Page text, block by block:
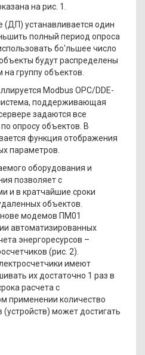
на рис. 1.
(ДП) устанавливается один
полный период опроса
бо'льшее число
будут распределены
группу объектов.
Modbus ОРС/DDE-
поддерживающая
задаются все
опросу объектов. В
функция отображения
параметров.
оборудования и
позволяет с
и в кратчайшие сроки
объектов.
модемов ПМ01
автоматизированных
энергоресурсов –
(рис. 2).
имеют
их достаточно 1 раз в
расчета с
применении количество
может достигать